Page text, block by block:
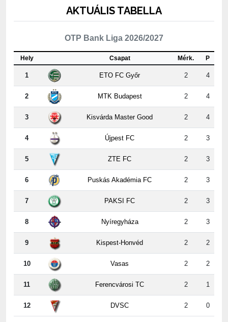
AKTUÁLIS TABELLA
OTP Bank Liga 2026/2027
Hely Csapat Mérk. P
1 ETO FC Győr 2 4
2 MTK Budapest 2 4
3 Kisvárda Master Good 2 4
4 Újpest FC 2 3
5 ZTE FC 2 3
6 Puskás Akadémia FC 2 3
7 PAKSI FC 2 3
8 Nyíregyháza 2 3
9 Kispest-Honvéd 2 2
10 Vasas 2 2
11 Ferencvárosi TC 2 1
12 DVSC 2 0